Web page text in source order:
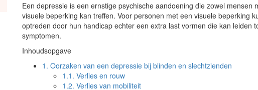
Een depressie is een ernstige psychische aandoening die zowel mensen
visuele beperking kan treffen. Voor personen met een visuele beperking
optreden door hun handicap echter een extra last vormen die kan leiden
symptomen.
Inhoudsopgave
1. Oorzaken van een depressie bij blinden en slechtzienden
1.1. Verlies en rouw
1.2. Verlies van mobiliteit